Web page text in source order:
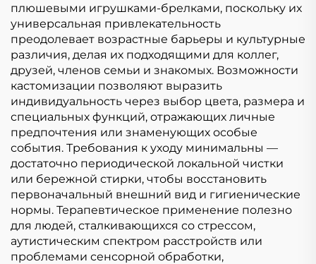
плюшевыми игрушками-брелками, поскольку их
универсальная привлекательность
преодолевает возрастные барьеры и культурные
различия, делая их подходящими для коллег,
друзей, членов семьи и знакомых. Возможности
кастомизации позволяют выразить
индивидуальность через выбор цвета, размера и
специальных функций, отражающих личные
предпочтения или знаменующих особые
события. Требования к уходу минимальны —
достаточно периодической локальной чистки
или бережной стирки, чтобы восстановить
первоначальный внешний вид и гигиенические
нормы. Терапевтическое применение полезно
для людей, сталкивающихся со стрессом,
аутистическим спектром расстройств или
проблемами сенсорной обработки,